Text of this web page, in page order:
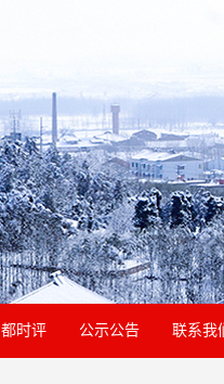
时评 公示公告 联系我